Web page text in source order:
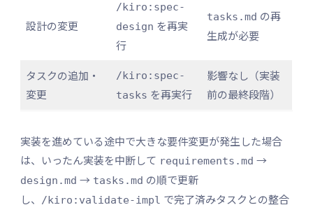
設計の変更
/kiro:spec-
design を再実
行
tasks.md の再
生成が必要
タスクの追加・
変更
/kiro:spec-
tasks を再実行
影響なし（実装
前の最終段階）
実装を進めている途中で大きな要件変更が発生した場合
は、いったん実装を中断して requirements.md →
design.md → tasks.md の順で更新
し、
/kiro:validate-impl で完了済みタスクとの整合